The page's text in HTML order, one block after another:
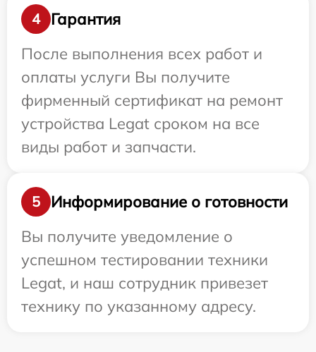
4
Гарантия
После выполнения всех работ и
оплаты услуги Вы получите
фирменный сертификат на ремонт
устройства Legat сроком на все
виды работ и запчасти.
5
Информирование о готовности
Вы получите уведомление о
успешном тестировании техники
Legat, и наш сотрудник привезет
технику по указанному адресу.